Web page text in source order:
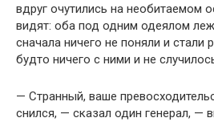
вдруг очутились на необитаемом
видят: оба под одним одеялом
сначала ничего не поняли и стали
будто ничего с ними и не
— Странный, ваше
снился, — сказал один генерал, —